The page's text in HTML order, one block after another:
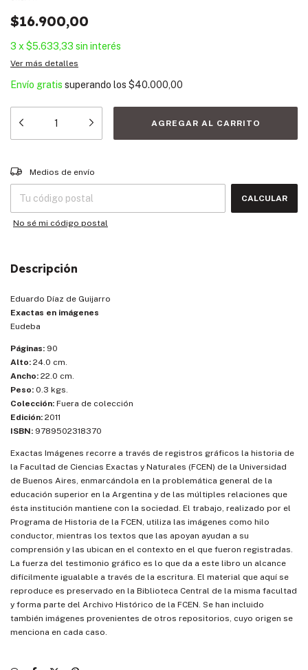
$16.900,00
3 x $5.633,33 sin interés
Ver más detalles
Envío gratis superando los $40.000,00
Entregas para el CP:
Medios de envío
CALCULAR
No sé mi código postal
Descripción
Eduardo Díaz de Guijarro
Exactas en imágenes
Eudeba
Páginas: 90
Alto: 24.0 cm.
Ancho: 22.0 cm.
Peso: 0.3 kgs.
Colección: Fuera de colección
Edición: 2011
ISBN: 9789502318370
Exactas Imágenes recorre a través de registros gráficos la historia de
la Facultad de Ciencias Exactas y Naturales (FCEN) de la Universidad
de Buenos Aires, enmarcándola en la problemática general de la
educación superior en la Argentina y de las múltiples relaciones que
ésta institución mantiene con la sociedad. El trabajo, realizado por el
Programa de Historia de la FCEN, utiliza las imágenes como hilo
conductor, mientras los textos que las apoyan ayudan a su
comprensión y las ubican en el contexto en el que fueron registradas.
La fuerza del testimonio gráfico es lo que da a este libro un alcance
difícilmente igualable a través de la escritura. El material que aquí se
reproduce es preservado en la Biblioteca Central de la misma facultad
y forma parte del Archivo Histórico de la FCEN. Se han incluido
también imágenes provenientes de otros repositorios, cuyo origen se
menciona en cada caso.